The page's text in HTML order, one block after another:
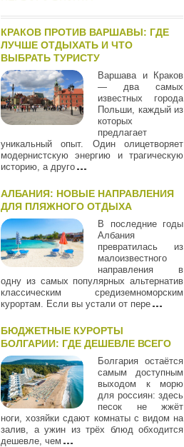
КРАКОВ ПРОТИВ ВАРШАВЫ: ГДЕ
ЛУЧШЕ ОТДЫХАТЬ И ЧТО
ВЫБРАТЬ ТУРИСТУ
Варшава и Краков
— два самых
известных города
Польши, каждый из
которых
предлагает
уникальный опыт. Один олицетворяет
модернистскую энергию и трагическую
историю, а друго
АЛБАНИЯ: НОВЫЕ НАПРАВЛЕНИЯ
ДЛЯ ПЛЯЖНОГО ОТДЫХА
В последние годы
Албания
превратилась из
малоизвестного
направления в
одну из самых популярных альтернатив
классическим средиземноморским
курортам. Если вы устали от пере
БЮДЖЕТНЫЕ КУРОРТЫ
БОЛГАРИИ: ГДЕ ДЕШЕВЛЕ ВСЕГО
Болгария остаётся
самым доступным
выходом к морю
для россиян: здесь
песок не жжёт
ноги, хозяйки сдают комнаты с видом на
залив, а ужин из трёх блюд обходится
дешевле, чем